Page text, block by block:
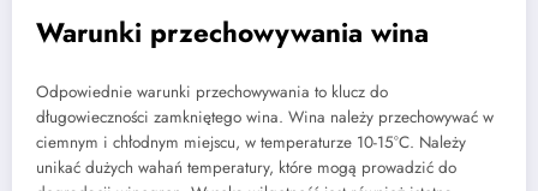
Warunki przechowywania wina
Odpowiednie warunki przechowywania to klucz do
długowieczności zamkniętego wina. Wina należy przechowywać w
ciemnym i chłodnym miejscu, w temperaturze 10-15°C. Należy
unikać dużych wahań temperatury, które mogą prowadzić do